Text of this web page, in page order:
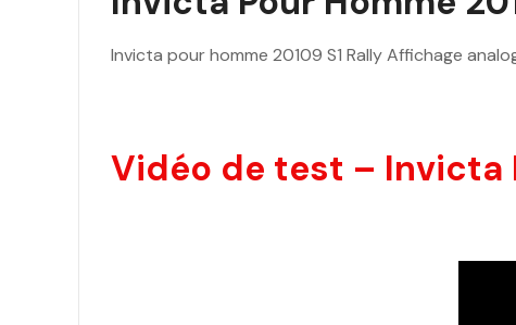
Invicta pour homme 20109 S1 Rally Affichage
Vidéo de test – Invicta